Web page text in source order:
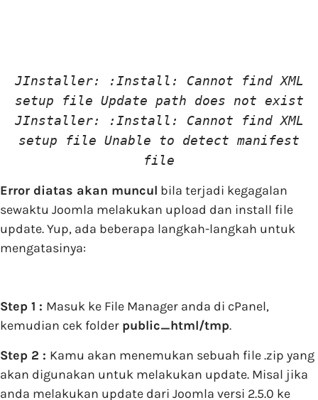
JInstaller: :Install: Cannot find XML
setup file Update path does not exist
JInstaller: :Install: Cannot find XML
setup file Unable to detect manifest
file
Error diatas akan muncul bila terjadi kegagalan
sewaktu Joomla melakukan upload dan install file
update. Yup, ada beberapa langkah-langkah untuk
mengatasinya:
Step 1 : Masuk ke File Manager anda di cPanel,
kemudian cek folder public_html/tmp.
Step 2 : Kamu akan menemukan sebuah file .zip yang
akan digunakan untuk melakukan update. Misal jika
anda melakukan update dari Joomla versi 2.5.0 ke